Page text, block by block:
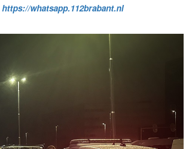
https://whatsapp.112brabant.nl